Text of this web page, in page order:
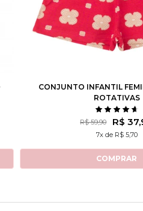
CONJUNTO INFANTIL
ROTATIVAS
R$ 59,90 R$
7x de R$ 5,70
COMPRAR